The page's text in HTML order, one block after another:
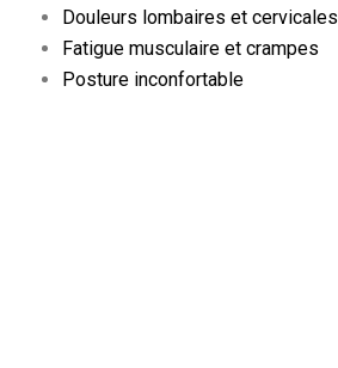
Douleurs lombaires et cervicales
Fatigue musculaire et crampes
Posture inconfortable